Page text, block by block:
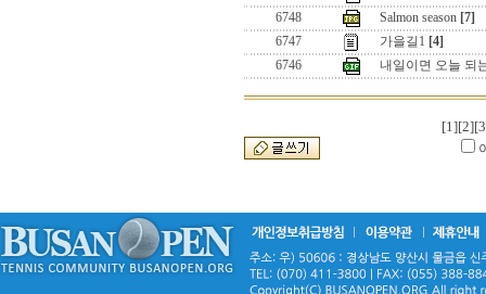
6748
Salmon season [7]
6747
가을길1 [4]
6746
내일이면 오늘 되
[1][2]